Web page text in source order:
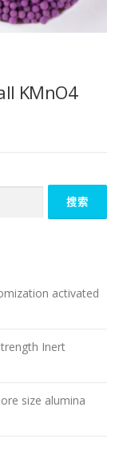
KMnO4
activated
Inert
size alumina